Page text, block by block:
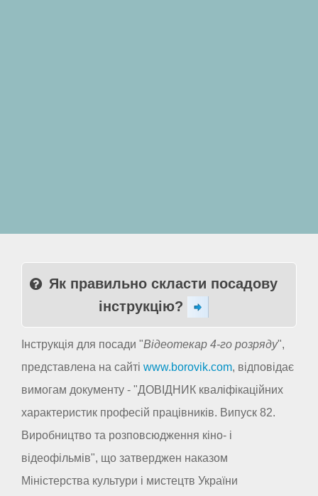
Як правильно скласти посадову
інструкцію?
Інструкція для посади "Відеотекар 4-го розряду",
представлена на сайті www.borovik.com, відповідає
вимогам документу - "ДОВІДНИК кваліфікаційних
характеристик професій працівників. Випуск 82.
Виробництво та розповсюдження кіно- і
відеофільмів", що затверджен наказом
Міністерства культури і мистецтв України